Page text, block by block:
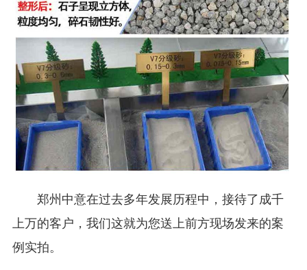
郑州中意在过去多年发展历程中，接待了成千
上万的客户，我们这就为您送上前方现场发来的案
例实拍。